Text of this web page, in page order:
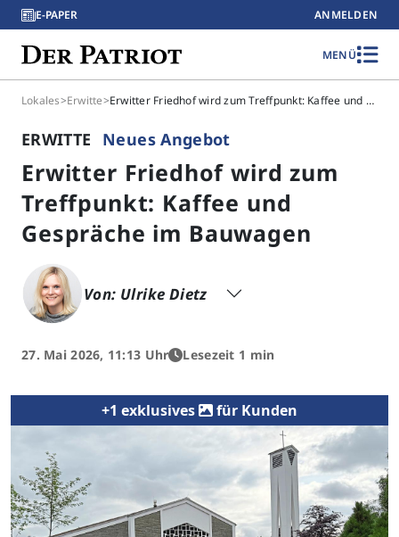
E-PAPER ANMELDEN
MENÜ
Lokales>Erwitte> Erwitter Friedhof wird zum Treffpunkt: Kaffee und Gespräche im Bauwagen
ERWITTE Neues Angebot
Erwitter Friedhof wird zum
Treffpunkt: Kaffee und
Gespräche im Bauwagen
Von: Ulrike Dietz
27. Mai 2026, 11:13 Uhr Lesezeit 1 min
+1 exklusives für Kunden